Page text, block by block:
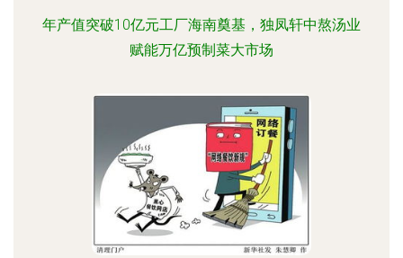
年产值突破10亿元工厂海南奠基，独凤轩中熬汤业
赋能万亿预制菜大市场